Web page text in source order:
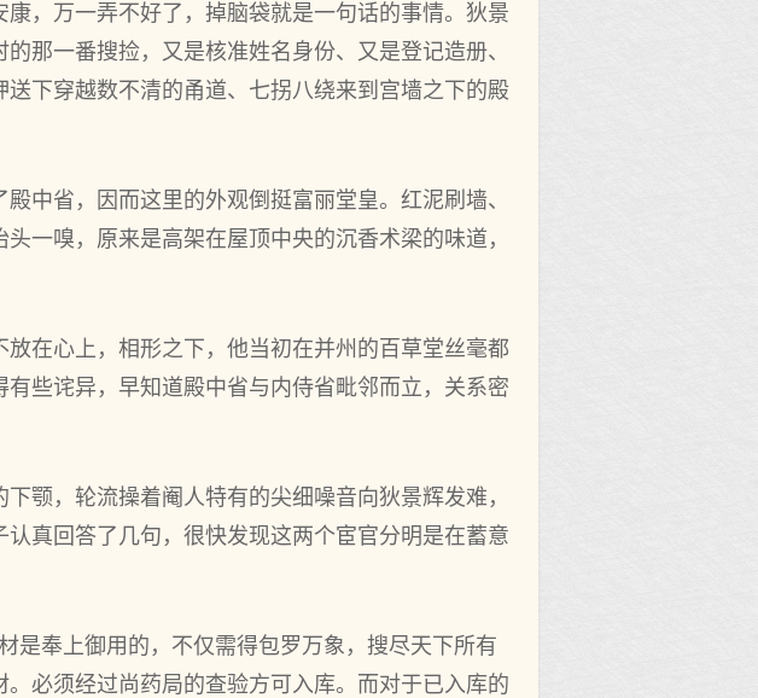
，万一弄不好了，掉脑袋就是一句话的事情。狄景
那一番搜捡，又是核准姓名身份、又是登记造册、
下穿越数不清的甬道、七拐八绕来到宫墙之下的殿
中省，因而这里的外观倒挺富丽堂皇。红泥刷墙、
一嗅，原来是高架在屋顶中央的沉香术梁的味道，
在心上，相形之下，他当初在并州的百草堂丝毫都
些诧异，早知道殿中省与内侍省毗邻而立，关系密
颚，轮流操着阉人特有的尖细噪音向狄景辉发难，
真回答了几句，很快发现这两个宦官分明是在蓄意
是奉上御用的，不仅需得包罗万象，搜尽天下所有
必须经过尚药局的查验方可入库。而对于已入库的